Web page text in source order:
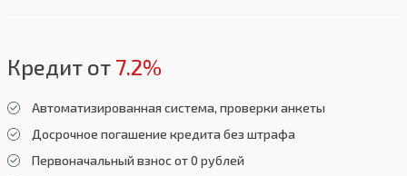
Кредит от 7.2%
Автоматизированная система, проверки анкеты
Досрочное погашение кредита без штрафа
Первоначальный взнос от 0 рублей